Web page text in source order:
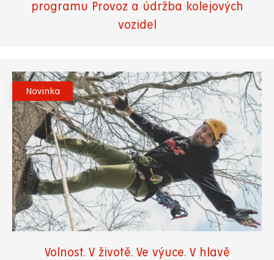
programu Provoz a údržba kolejových
vozidel
Novinka
Volnost. V životě. Ve výuce. V hlavě